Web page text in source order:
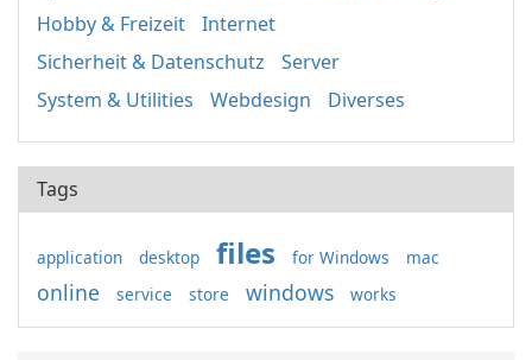
Hobby & Freizeit
Internet
Sicherheit & Datenschutz
Server
System & Utilities
Webdesign Diverses
Tags
application desktop files for Windows mac
online service store windows works